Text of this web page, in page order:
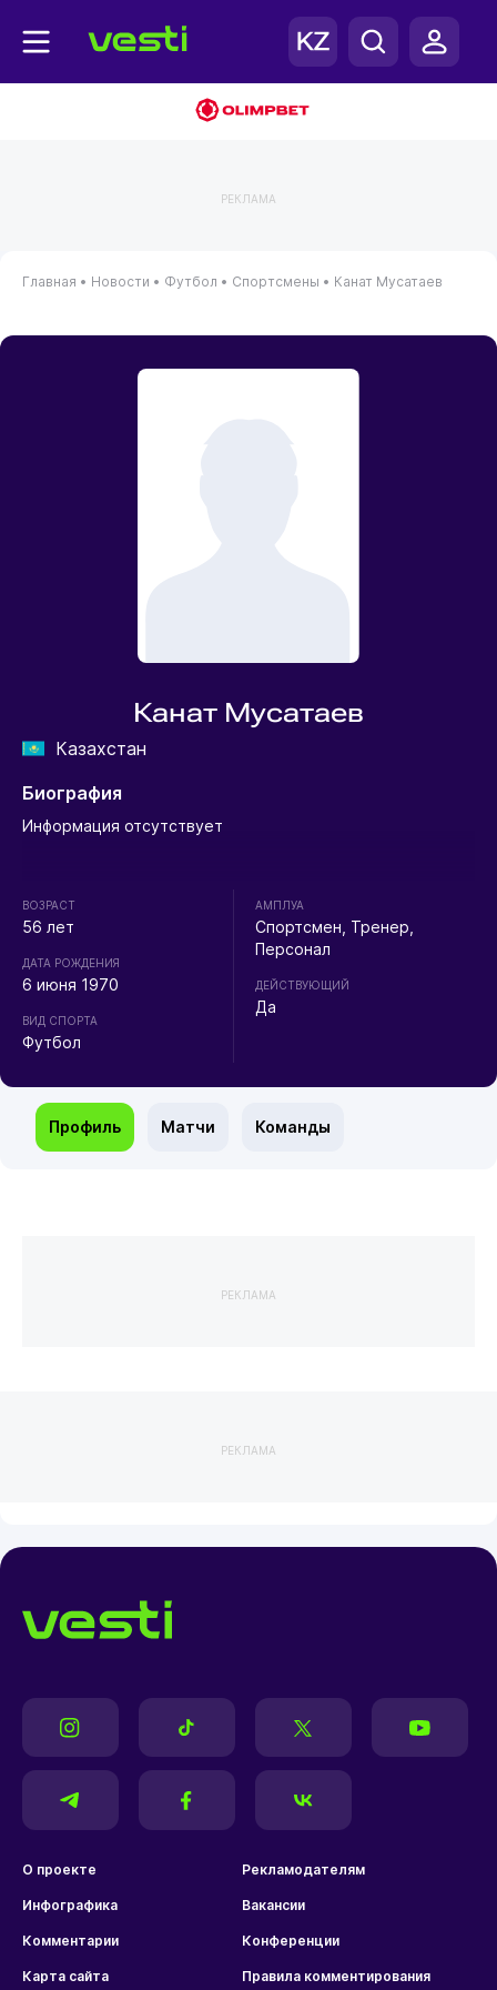
РЕКЛАМА
Главная • Новости • Футбол • Спортсмены • Канат Мусатаев
Канат Мусатаев
Казахстан
Биография
Информация отсутствует
ВОЗРАСТ
56 лет
ДАТА РОЖДЕНИЯ
6 июня 1970
ВИД СПОРТА
Футбол
АМПЛУА
Спортсмен, Тренер,
Персонал
ДЕЙСТВУЮЩИЙ
Да
Профиль Матчи Команды
РЕКЛАМА
РЕКЛАМА
О проекте Рекламодателям
Инфографика Вакансии
Комментарии Конференции
Карта сайта Правила комментирования